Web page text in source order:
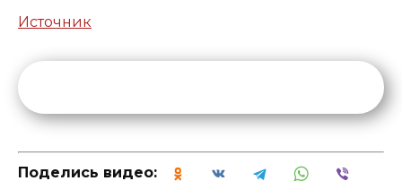
Источник
Поделись видео: